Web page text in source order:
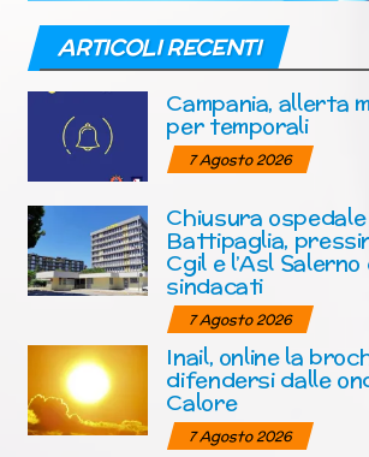
ARTICOLI RECENTI
Campania, allerta
per temporali
7 Agosto 2026
Chiusura
Battipaglia,
Cgil e l’Asl
sindacati
7 Agosto 2026
Inail, online la
difendersi dalle
Calore
7 Agosto 2026